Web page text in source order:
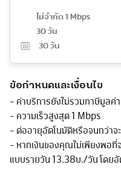
ไม่จำกัด 1 Mbps
30 วัน
30 วัน
ข้อกำหนดและเงื่อนไข
- ค่าบริการยังไม่รวมภาษีมูลค่
- ความเร็วสูงสุด 1 Mbps
- ต่ออายุอัตโนมัติหรือจนกว่าจ
- หากเงินของคุณไม่เพียงพอที่
แบบรายวัน 13.38บ./วัน โดย